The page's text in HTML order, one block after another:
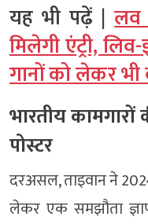
यह भी पढ़ें |लव
मिलेगी एंट्री,
गानों को लेकर
भारतीय कामगारों
पोस्टर
दरअसल, ताइवान ने
लेकर एक समझौता